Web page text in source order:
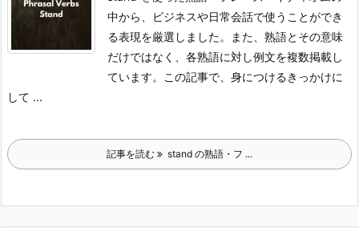
中から、ビジネスや日常会話で使うことができ
る表現を厳選しました。また、熟語とその意味
だけではなく、各熟語に対し例文を複数掲載し
ています。
この記事で、身につけるきっかけに
して ...
記事を読む stand の熟語・フ ...